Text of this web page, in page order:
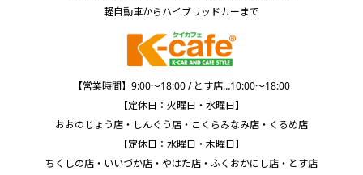
軽自動車からハイブリッドカーまで
【営業時間】9:00～18:00 / とす店…10:00～18:00
【定休日：火曜日・水曜日】
おおのじょう店・しんぐう店・こくらみなみ店・くるめ店
【定休日：水曜日・木曜日】
ちくしの店・いいづか店・やはた店・ふくおかにし店・とす店